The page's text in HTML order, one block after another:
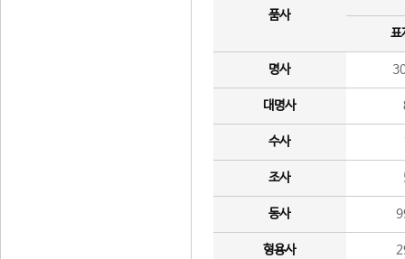
품사
표
명사
대명사
수사
조사
동사
형용사